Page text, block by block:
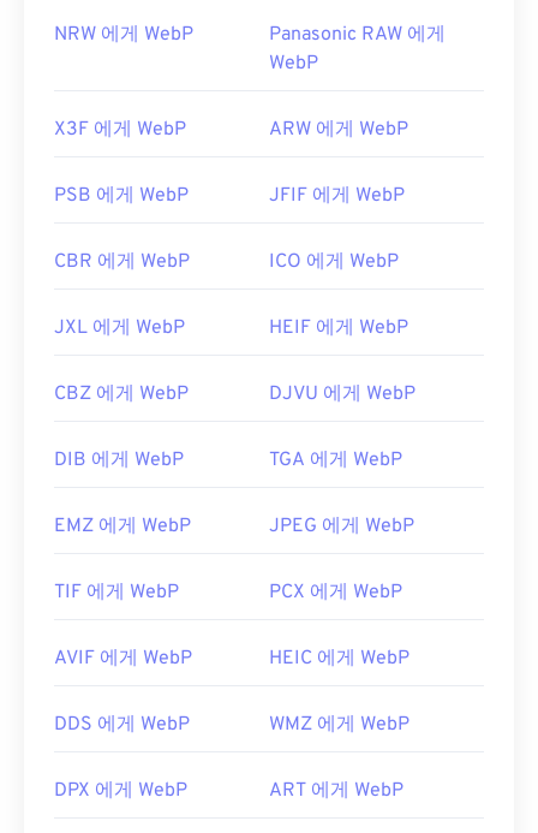
NRW 에게 WebP
Panasonic RAW 에게
WebP
X3F 에게 WebP ARW 에게 WebP
PSB 에게 WebP JFIF 에게 WebP
CBR 에게 WebP ICO 에게 WebP
JXL 에게 WebP HEIF 에게 WebP
CBZ 에게 WebP DJVU 에게 WebP
DIB 에게 WebP TGA 에게 WebP
EMZ 에게 WebP JPEG 에게 WebP
TIF 에게 WebP PCX 에게 WebP
AVIF 에게 WebP HEIC 에게 WebP
DDS 에게 WebP WMZ 에게 WebP
DPX 에게 WebP ART 에게 WebP